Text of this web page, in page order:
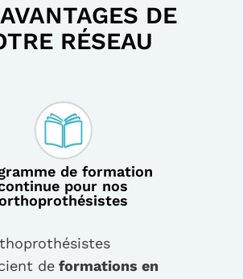
DE
RÉSEAU
de formation
pour nos
de formations en